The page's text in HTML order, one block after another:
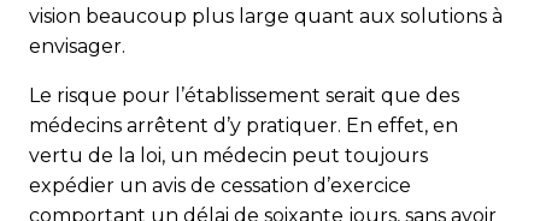
vision beaucoup plus large quant aux solutions à
envisager.
Le risque pour l’établissement serait que des
médecins arrêtent d’y pratiquer. En effet, en
vertu de la loi, un médecin peut toujours
expédier un avis de cessation d’exercice
comportant un délai de soixante jours, sans avoir